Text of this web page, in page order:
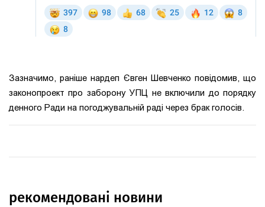
Зазначимо, раніше нардеп Євген Шевченко повідомив, що
законопроект про заборону УПЦ не включили до порядку
денного Ради на погоджувальній раді через брак голосів.
рекомендовані новини